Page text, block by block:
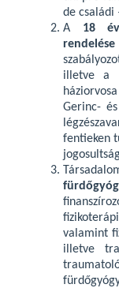
de családi
A 18
illetve a
Gerinc-
fentieken
valamint
illetve